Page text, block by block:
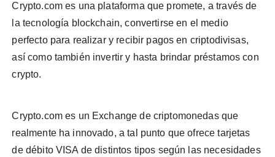
Crypto.com es una plataforma que promete, a través de
la tecnología blockchain, convertirse en el medio
perfecto para realizar y recibir pagos en criptodivisas,
así como también invertir y hasta brindar préstamos con
crypto.
Crypto.com es un Exchange de criptomonedas que
realmente ha innovado, a tal punto que ofrece tarjetas
de débito VISA de distintos tipos según las necesidades